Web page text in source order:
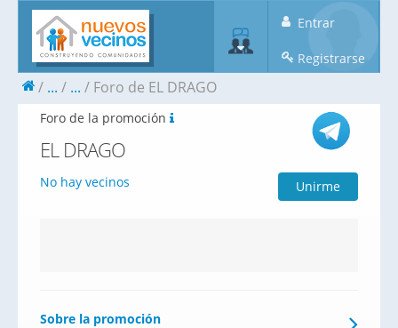
Entrar
Registrarse
... ... Foro de EL DRAGO
Foro de la promoción
EL DRAGO
No hay vecinos Unirme
Sobre la promoción